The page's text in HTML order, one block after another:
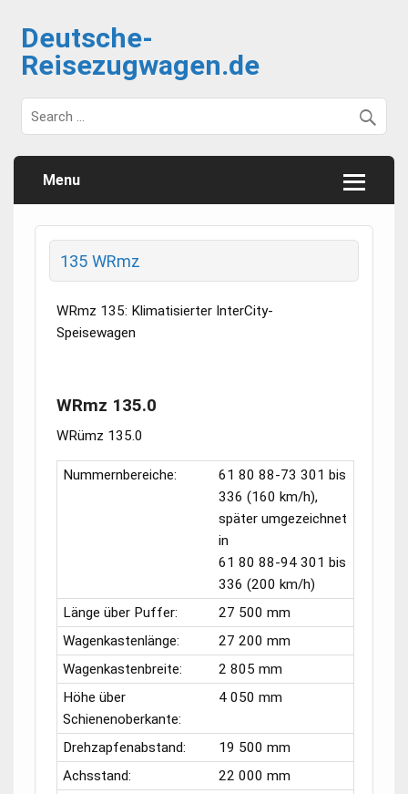
Deutsche-
Reisezugwagen.de
Menu
135 WRmz
WRmz 135: Klimatisierter InterCity-
Speisewagen
WRmz 135.0
WRümz 135.0
Nummernbereiche: 61 80 88-73 301 bis
336 (160 km/h),
später umgezeichnet
in
61 80 88-94 301 bis
336 (200 km/h)
Länge über Puffer:
27 500 mm
Wagenkastenlänge:
27 200 mm
Wagenkastenbreite:
2 805 mm
Höhe über
Schienenoberkante:
4 050 mm
Drehzapfenabstand:
19 500 mm
Achsstand:
22 000 mm